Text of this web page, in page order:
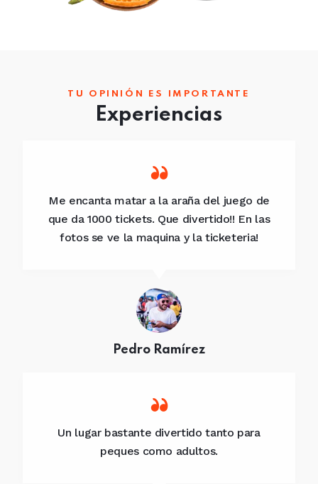
TU OPINIÓN ES IMPORTANTE
Experiencias
Me encanta matar a la araña del juego de
que da 1000 tickets. Que divertido!! En las
fotos se ve la maquina y la ticketeria!
Pedro Ramírez
Un lugar bastante divertido tanto para
peques como adultos.